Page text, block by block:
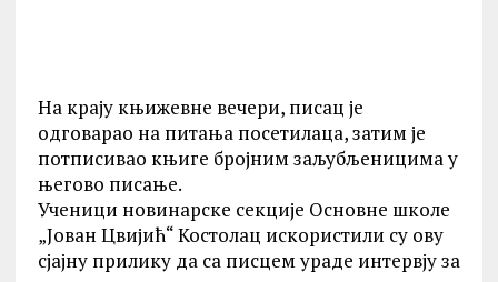
На крају књижевне вечери, писац је
одговарао на питања посетилаца, затим је
потписивао књиге бројним заљубљеницима у
његово писање.
Ученици новинарске секције Основне школе
„Јован Цвијић“ Костолац искористили су ову
сјајну прилику да са писцем ураде интервју за